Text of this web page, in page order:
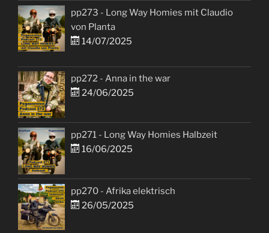
pp273 - Long Way Homies mit Claudio
von Planta
14/07/2025
pp272 - Anna in the war
24/06/2025
pp271 - Long Way Homies Halbzeit
16/06/2025
pp270 - Afrika elektrisch
26/05/2025